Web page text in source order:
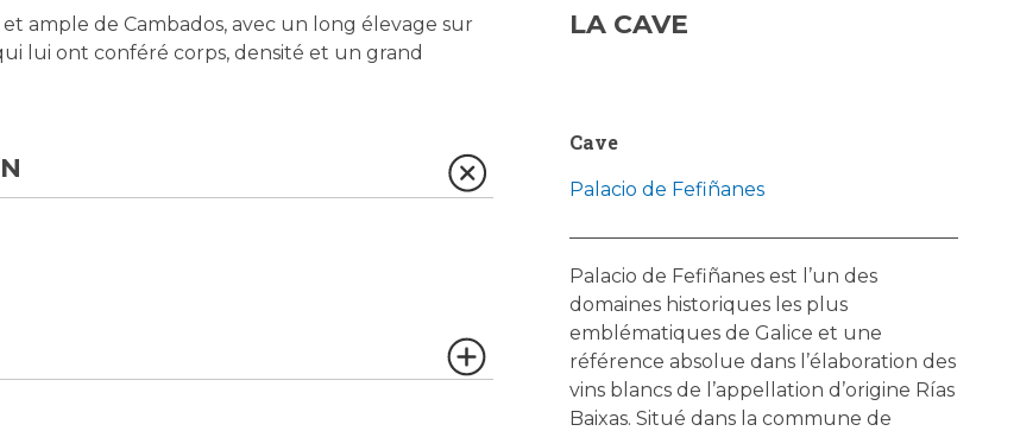
ample de Cambados, avec un long élevage sur
lui ont conféré corps, densité et un grand
LA CAVE
Cave
Palacio de Fefiñanes
Palacio de Fefiñanes est l’un des
domaines historiques les plus
emblématiques de Galice et une
référence absolue dans l’élaboration des
vins blancs de l’appellation d’origine Rías
Baixas. Situé dans la commune de